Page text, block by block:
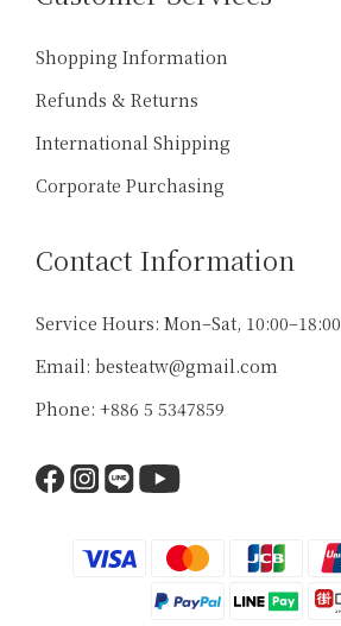
Shopping Information
Refunds & Returns
International Shipping
Corporate Purchasing
Contact Information
Service Hours: Mon–Sat, 10:00–18:00
Email: besteatw@gmail.com
Phone: +886 5 5347859